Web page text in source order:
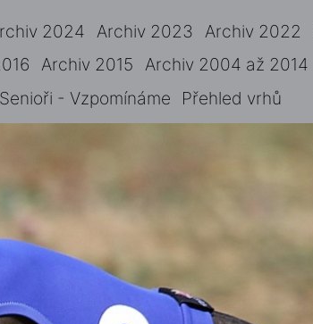
2024 Archiv 2023 Archiv 2022
Archiv 2015 Archiv 2004 až 2014
Senioři - Vzpomínáme Přehled vrhů